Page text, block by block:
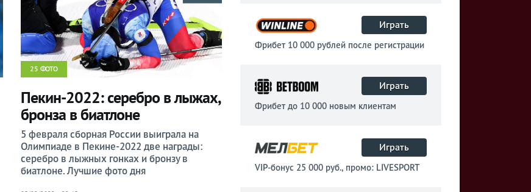
25 ФОТО
Пекин-2022: серебро в лыжах,
бронза в биатлоне
5 февраля сборная России выиграла на
Олимпиаде в Пекине-2022 две награды:
серебро в лыжных гонках и бронзу в
биатлоне. Лучшие фото дня
Играть
Фрибет 10 000 рублей после регистрации
Играть
Фрибет до 10 000 новым клиентам
Играть
VIP-бонус 25 000 руб., промо: LIVESPORT